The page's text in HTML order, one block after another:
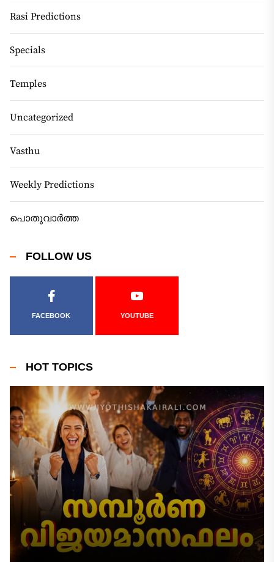
Rasi Predictions
Specials
Temples
Uncategorized
Vasthu
Weekly Predictions
പൊതുവാർത്ത
FOLLOW US
FACEBOOK YOUTUBE
HOT TOPICS